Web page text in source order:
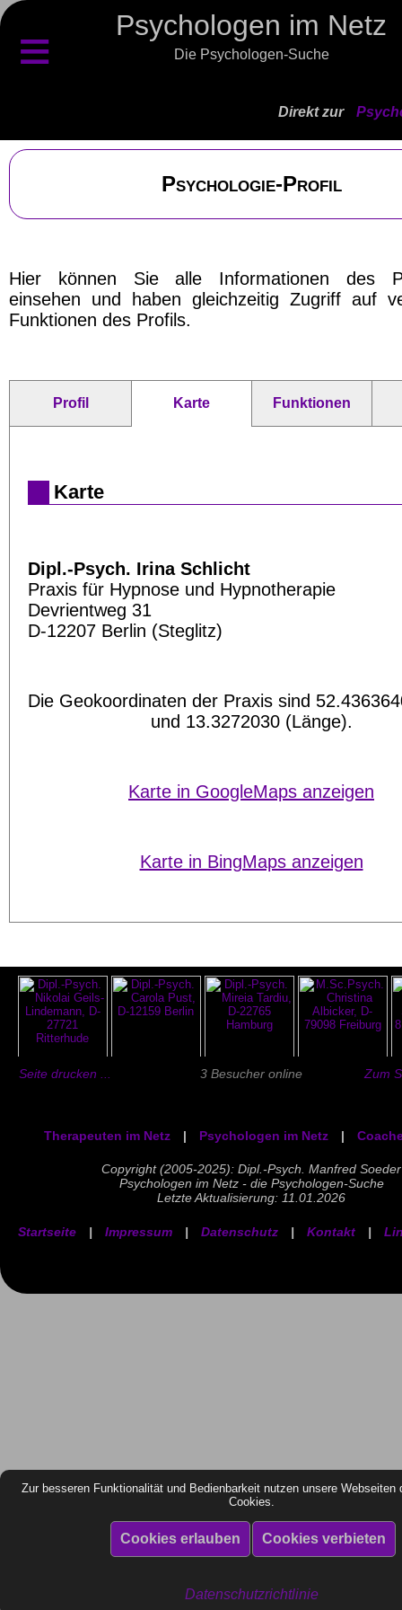
Zur besseren Funktionalität und Bedienbarkeit nutzen unsere Webseiten
Cookies.
Datenschutzrichtlinie
Psychologen im Netz
Die Psychologen-Suche
≡
Direkt zur
Psychologie-Profil
Hier können Sie alle Informationen des
einsehen und haben gleichzeitig Zugriff auf
Funktionen des Profils.
Profil Karte Funktionen
Karte
Dipl.-Psych. Irina Schlicht
Praxis für Hypnose und Hypnotherapie
Devrientweg 31
D-12207 Berlin (Steglitz)
Die Geokoordinaten der Praxis sind
und 13.3272030 (Länge).
Karte in GoogleMaps anzeigen
Karte in BingMaps anzeigen
Seite drucken ... 3 Besucher online Zum
Therapeuten im Netz | Psychologen im Netz |
Copyright (2005-2025): Dipl.-Psych. Manfred Soeder
Psychologen im Netz - die Psychologen-Suche
Letzte Aktualisierung: 11.01.2026
Startseite | Impressum | Datenschutz | Kontakt |